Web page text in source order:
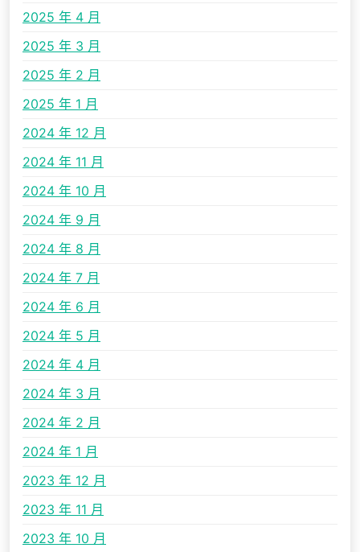
2025 年 4 月
2025 年 3 月
2025 年 2 月
2025 年 1 月
2024 年 12 月
2024 年 11 月
2024 年 10 月
2024 年 9 月
2024 年 8 月
2024 年 7 月
2024 年 6 月
2024 年 5 月
2024 年 4 月
2024 年 3 月
2024 年 2 月
2024 年 1 月
2023 年 12 月
2023 年 11 月
2023 年 10 月